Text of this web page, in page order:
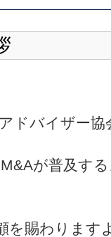
ドバイザー
が普及す
を賜わります